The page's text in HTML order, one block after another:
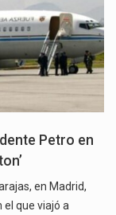
Petro en
en Madrid,
que viajó a